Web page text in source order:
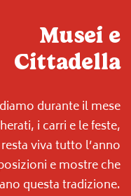
Musei e
Cittadella
durante il mese
i carri e le feste,
viva tutto l’anno
e mostre che
questa tradizione.